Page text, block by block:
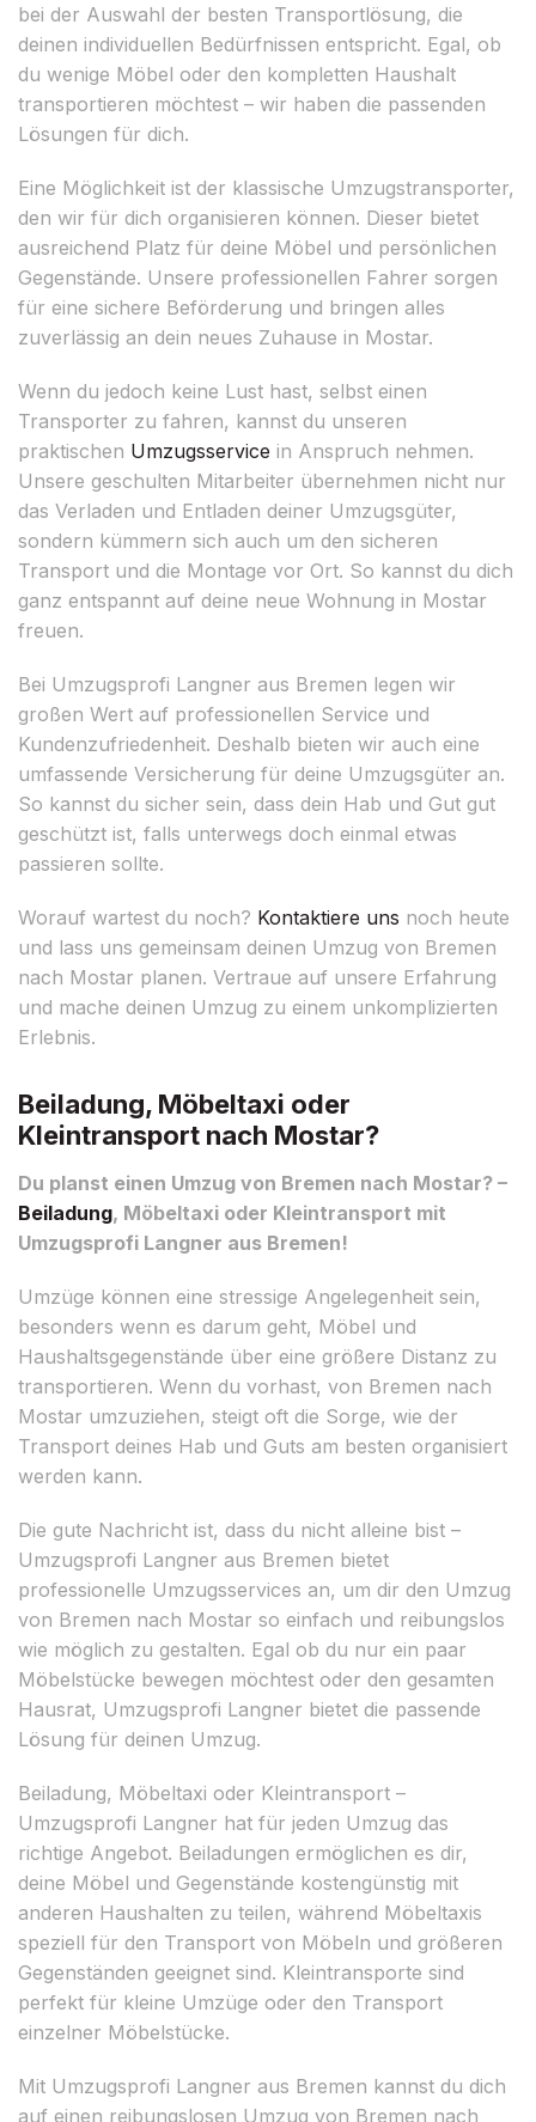
bei der Auswahl der besten Transportlösung, die
deinen individuellen Bedürfnissen entspricht. Egal, ob
du wenige Möbel oder den kompletten Haushalt
transportieren möchtest – wir haben die passenden
Lösungen für dich.
Eine Möglichkeit ist der klassische Umzugstransporter,
den wir für dich organisieren können. Dieser bietet
ausreichend Platz für deine Möbel und persönlichen
Gegenstände. Unsere professionellen Fahrer sorgen
für eine sichere Beförderung und bringen alles
zuverlässig an dein neues Zuhause in Mostar.
Wenn du jedoch keine Lust hast, selbst einen
Transporter zu fahren, kannst du unseren
praktischen Umzugsservice in Anspruch nehmen.
Unsere geschulten Mitarbeiter übernehmen nicht nur
das Verladen und Entladen deiner Umzugsgüter,
sondern kümmern sich auch um den sicheren
Transport und die Montage vor Ort. So kannst du dich
ganz entspannt auf deine neue Wohnung in Mostar
freuen.
Bei Umzugsprofi Langner aus Bremen legen wir
großen Wert auf professionellen Service und
Kundenzufriedenheit. Deshalb bieten wir auch eine
umfassende Versicherung für deine Umzugsgüter an.
So kannst du sicher sein, dass dein Hab und Gut gut
geschützt ist, falls unterwegs doch einmal etwas
passieren sollte.
Worauf wartest du noch? Kontaktiere uns noch heute
und lass uns gemeinsam deinen Umzug von Bremen
nach Mostar planen. Vertraue auf unsere Erfahrung
und mache deinen Umzug zu einem unkomplizierten
Erlebnis.
Beiladung, Möbeltaxi oder
Kleintransport nach Mostar?
Du planst einen Umzug von Bremen nach Mostar? –
Beiladung, Möbeltaxi oder Kleintransport mit
Umzugsprofi Langner aus Bremen!
Umzüge können eine stressige Angelegenheit sein,
besonders wenn es darum geht, Möbel und
Haushaltsgegenstände über eine größere Distanz zu
transportieren. Wenn du vorhast, von Bremen nach
Mostar umzuziehen, steigt oft die Sorge, wie der
Transport deines Hab und Guts am besten organisiert
werden kann.
Die gute Nachricht ist, dass du nicht alleine bist –
Umzugsprofi Langner aus Bremen bietet
professionelle Umzugsservices an, um dir den Umzug
von Bremen nach Mostar so einfach und reibungslos
wie möglich zu gestalten. Egal ob du nur ein paar
Möbelstücke bewegen möchtest oder den gesamten
Hausrat, Umzugsprofi Langner bietet die passende
Lösung für deinen Umzug.
Beiladung, Möbeltaxi oder Kleintransport –
Umzugsprofi Langner hat für jeden Umzug das
richtige Angebot. Beiladungen ermöglichen es dir,
deine Möbel und Gegenstände kostengünstig mit
anderen Haushalten zu teilen, während Möbeltaxis
speziell für den Transport von Möbeln und größeren
Gegenständen geeignet sind. Kleintransporte sind
perfekt für kleine Umzüge oder den Transport
einzelner Möbelstücke.
Mit Umzugsprofi Langner aus Bremen kannst du dich
auf einen reibungslosen Umzug von Bremen nach